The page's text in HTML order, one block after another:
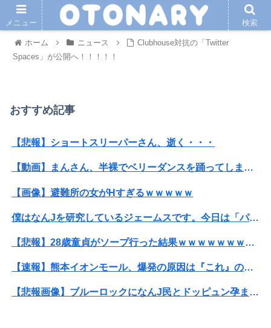
ホーム ニュース
Clubhouse対抗の「Twitter
Spaces」が公開へ！！！！！
おすすめ記事
【悲報】ショートスリーパーさん、逝く・・・
【動画】まんさん、半裸でベリーダンスを踊ってしまうｗｗｗｗｗｗｗｗｗ
【画像】避難所の女がHすぎるｗｗｗｗｗ
僕はなんJを研究しているジェームスです。今日は「パヤオ」の語源について調べました。
【悲報】28歳童貞がソープ行った結果ｗｗｗｗｗｗｗｗｗｗwwww
【速報】熊本イオンモール、爆発の原因は『これ』の可能性
【悲報画像】ブルーロックになんJ民とドッピュン孕ませ男登場www
メニュー 検索